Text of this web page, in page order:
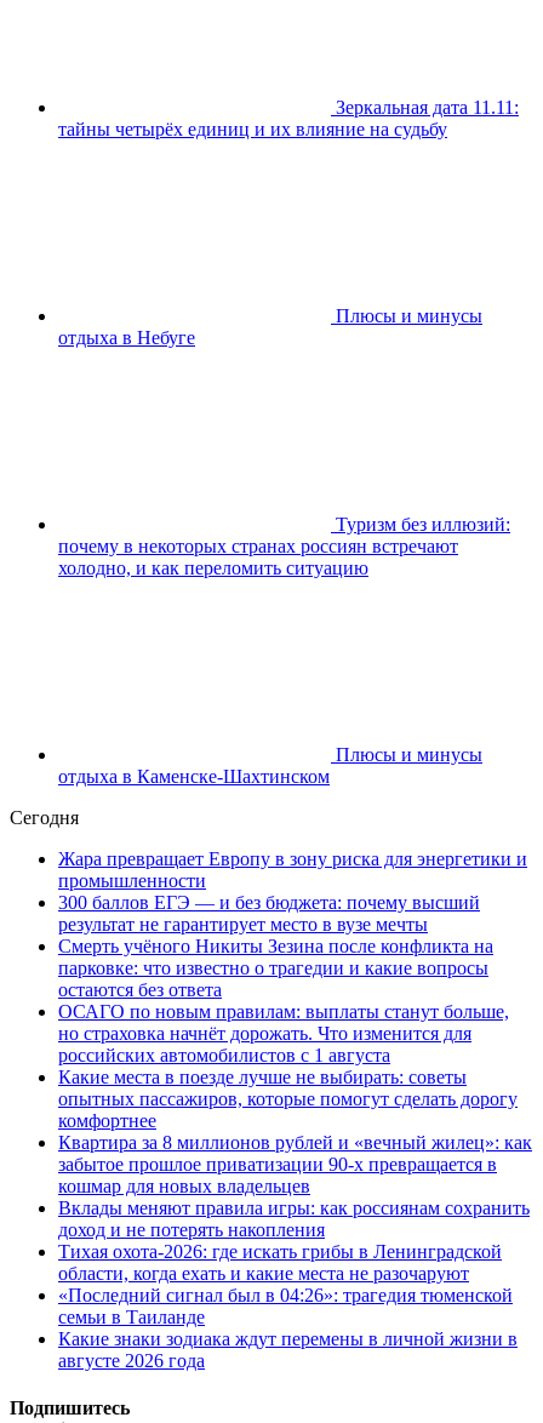
Зеркальная дата 11.11:
тайны четырёх единиц и их влияние на судьбу
Плюсы и минусы
отдыха в Небуге
Туризм без иллюзий:
почему в некоторых странах россиян встречают
холодно, и как переломить ситуацию
Плюсы и минусы
отдыха в Каменске-Шахтинском
Сегодня
Жара превращает Европу в зону риска для энергетики и
промышленности
300 баллов ЕГЭ — и без бюджета: почему высший
результат не гарантирует место в вузе мечты
Смерть учёного Никиты Зезина после конфликта на
парковке: что известно о трагедии и какие вопросы
остаются без ответа
ОСАГО по новым правилам: выплаты станут больше,
но страховка начнёт дорожать. Что изменится для
российских автомобилистов с 1 августа
Какие места в поезде лучше не выбирать: советы
опытных пассажиров, которые помогут сделать дорогу
комфортнее
Квартира за 8 миллионов рублей и «вечный жилец»: как
забытое прошлое приватизации 90-х превращается в
кошмар для новых владельцев
Вклады меняют правила игры: как россиянам сохранить
доход и не потерять накопления
Тихая охота-2026: где искать грибы в Ленинградской
области, когда ехать и какие места не разочаруют
«Последний сигнал был в 04:26»: трагедия тюменской
семьи в Таиланде
Какие знаки зодиака ждут перемены в личной жизни в
августе 2026 года
Подпишитесь